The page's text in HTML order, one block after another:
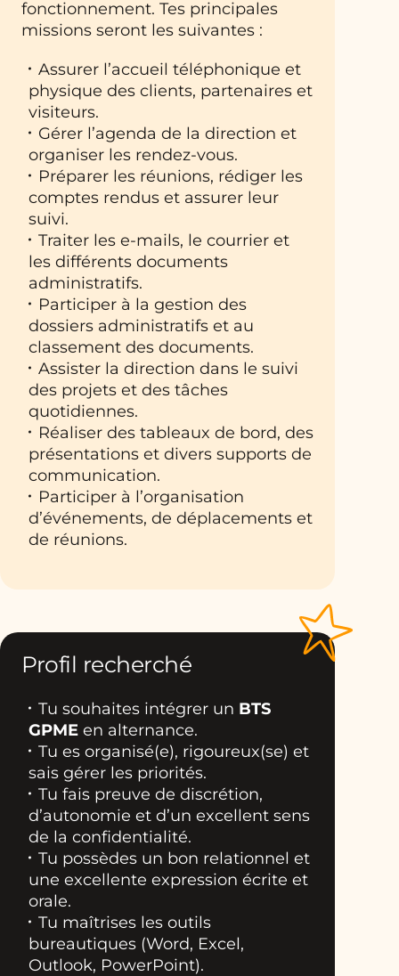
fonctionnement. Tes principales
missions seront les suivantes :
Assurer l’accueil téléphonique et
physique des clients, partenaires et
visiteurs.
Gérer l’agenda de la direction et
organiser les rendez-vous.
Préparer les réunions, rédiger les
comptes rendus et assurer leur
suivi.
Traiter les e-mails, le courrier et
les différents documents
administratifs.
Participer à la gestion des
dossiers administratifs et au
classement des documents.
Assister la direction dans le suivi
des projets et des tâches
quotidiennes.
Réaliser des tableaux de bord, des
présentations et divers supports de
communication.
Participer à l’organisation
d’événements, de déplacements et
de réunions.
Profil recherché
Tu souhaites intégrer un BTS
GPME en alternance.
Tu es organisé(e), rigoureux(se) et
sais gérer les priorités.
Tu fais preuve de discrétion,
d’autonomie et d’un excellent sens
de la confidentialité.
Tu possèdes un bon relationnel et
une excellente expression écrite et
orale.
Tu maîtrises les outils
bureautiques (Word, Excel,
Outlook, PowerPoint).